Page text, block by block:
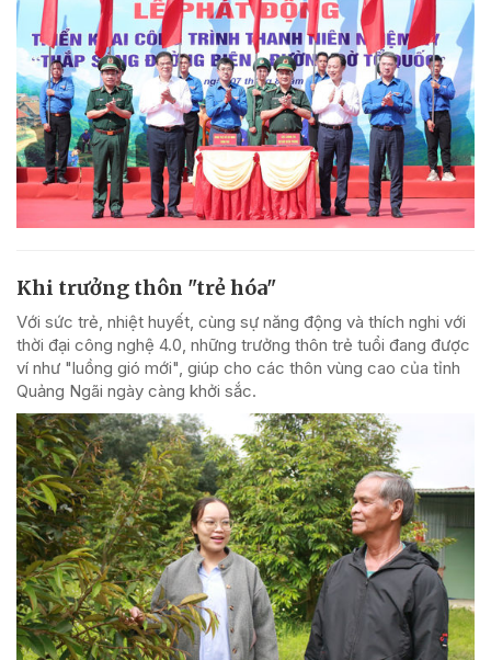
Khi trưởng thôn "trẻ hóa"
Với sức trẻ, nhiệt huyết, cùng sự năng động và thích nghi với
thời đại công nghệ 4.0, những trưởng thôn trẻ tuổi đang được
ví như "luồng gió mới", giúp cho các thôn vùng cao của tỉnh
Quảng Ngãi ngày càng khởi sắc.